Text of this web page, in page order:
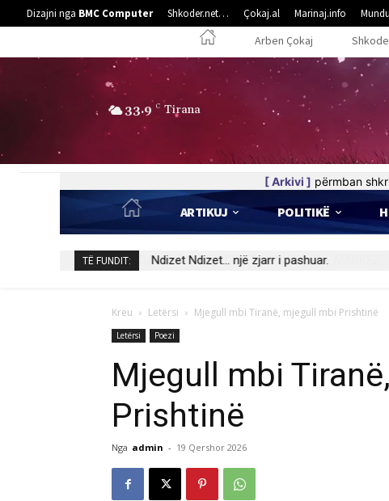
Dizajni nga BMC Computer Shkoder.net… Çokaj.al Marinaj.info
Arben Çokaj
33.9 C Tirana
[ Arkivi ] përmban
ARTIKUJ POLITIKË
TË FUNDIT: Ndizet Ndizet… një zjarr i pashuar.
Kreu Letërsi Mjegull mbi Tiranë, mjegull mbi Prishtinë
Letërsi Poezi
Mjegull mbi
Prishtinë
Nga admin - 19 Qershor 2026